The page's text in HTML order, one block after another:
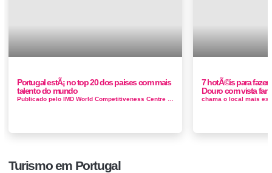
Portugal estÃ¡ no top 20 dos paises com mais
talento do mundo
7 hotÃ©is para
Douro com vista
Turismo em Portugal